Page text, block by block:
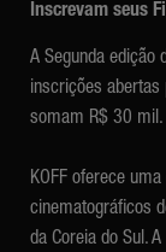
Inscrevam seus
A Segunda edição
inscrições
somam R$ 30 mil.
KOFF oferece
cinematográficos
da Coreia do Sul.